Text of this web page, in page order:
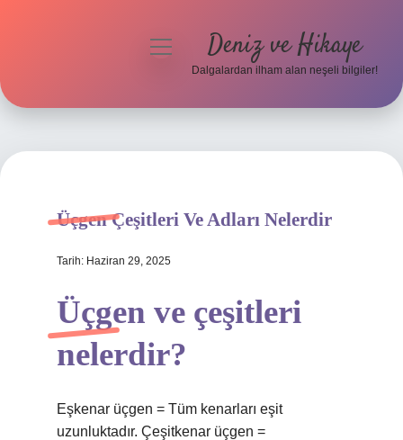
Hakkımızda
menüyü
Deniz ve Hikaye
Dalgalardan ilham alan neşeli bilgiler!
Üçgen Çeşitleri Ve Adları Nelerdir
Tarih: Haziran 29, 2025
Üçgen ve çeşitleri
nelerdir?
Eşkenar üçgen = Tüm kenarları eşit
uzunluktadır. Çeşitkenar üçgen =